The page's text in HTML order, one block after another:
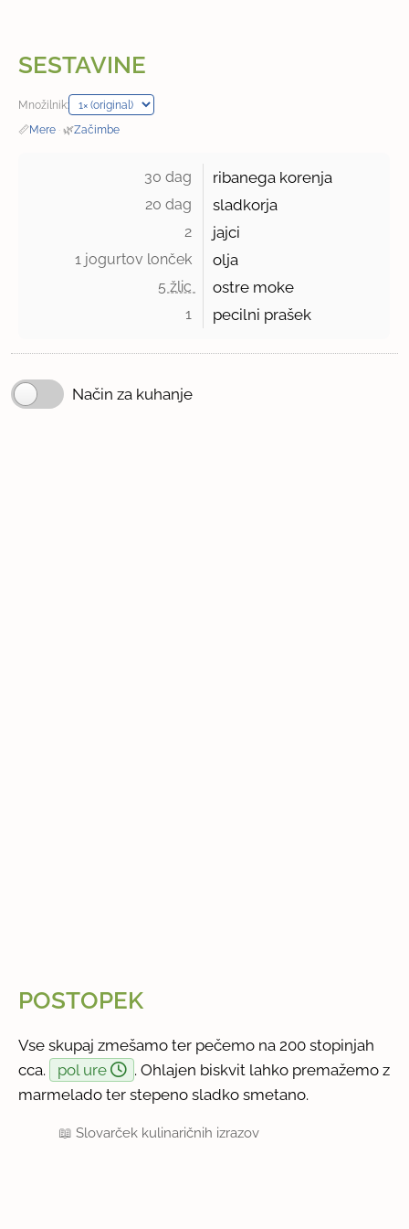
SESTAVINE
Množilnik:
📏Mere · 🌿Začimbe
30 dag ribanega korenja
20 dag sladkorja
2 jajci
1 jogurtov lonček olja
5 žlic ostre moke
1 pecilni prašek
Način za kuhanje
POSTOPEK
Vse skupaj zmešamo ter pečemo na 200 stopinjah
cca.
pol ure
. Ohlajen biskvit lahko premažemo z
marmelado ter stepeno sladko smetano.
📖Slovarček kulinaričnih izrazov